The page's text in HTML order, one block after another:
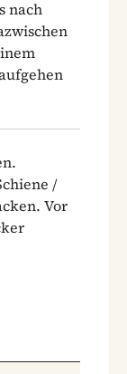
nach
/
Vor